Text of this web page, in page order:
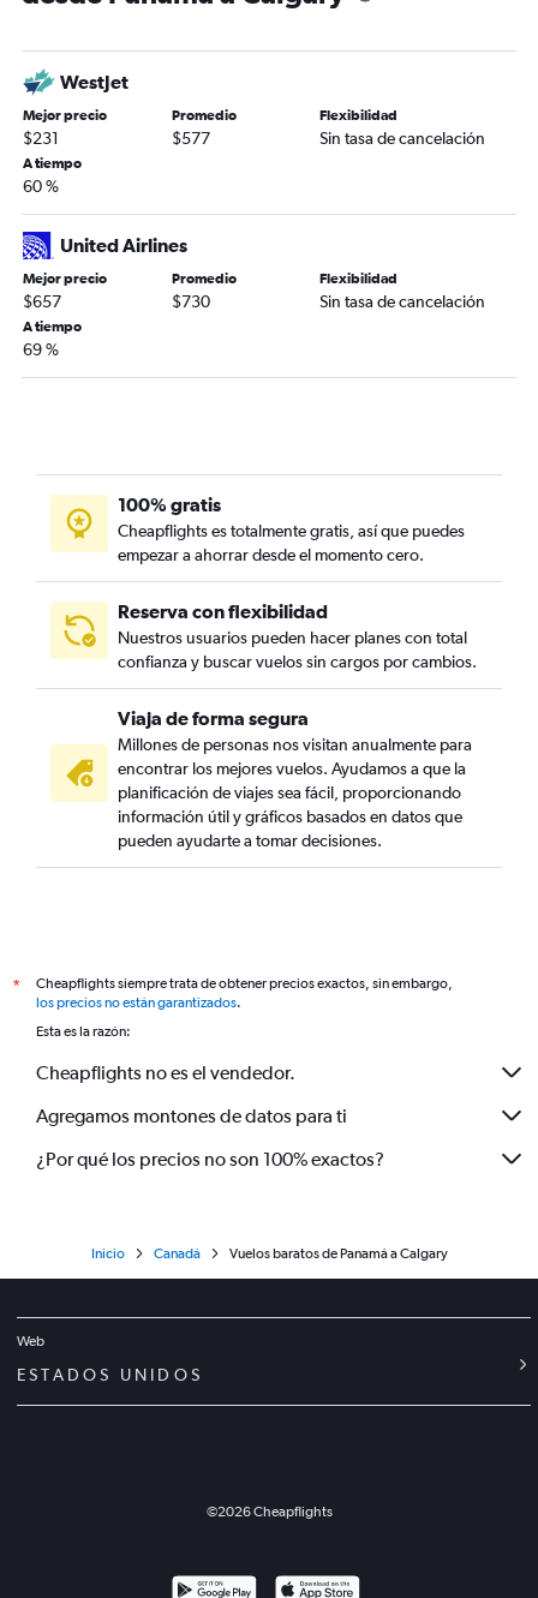
WestJet
Mejor precio
$231
Promedio
$577
Flexibilidad
Sin tasa de cancelación
A tiempo
60 %
United Airlines
Mejor precio
$657
Promedio
$730
Flexibilidad
Sin tasa de cancelación
A tiempo
69 %
100% gratis
Cheapflights es totalmente gratis, así que puedes
empezar a ahorrar desde el momento cero.
Reserva con flexibilidad
Nuestros usuarios pueden hacer planes con total
confianza y buscar vuelos sin cargos por cambios.
Viaja de forma segura
Millones de personas nos visitan anualmente para
encontrar los mejores vuelos. Ayudamos a que la
planificación de viajes sea fácil, proporcionando
información útil y gráficos basados en datos que
pueden ayudarte a tomar decisiones.
*
Cheapflights siempre trata de obtener precios exactos, sin embargo,
los precios no están garantizados.
Esta es la razón:
Cheapflights no es el vendedor.
Agregamos montones de datos para ti
¿Por qué los precios no son 100% exactos?
Inicio Canadá Vuelos baratos de Panamá a Calgary
Web
ESTADOS UNIDOS
©2026Cheapflights